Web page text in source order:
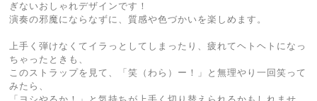
ぎないおしゃれデザインです！
演奏の邪魔にならなずに、質感や色づかいを楽しめます。
上手く弾けなくてイラっとしてしまったり、疲れてヘトヘトになっ
ちゃったときも、
このストラップを見て、「笑（わら）ー！」と無理やり一回笑って
みたら、